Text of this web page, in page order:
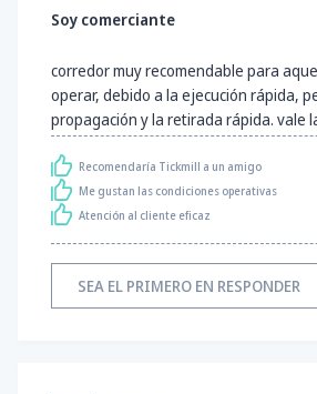
Soy comerciante
corredor muy recomendable para
operar, debido a la ejecución rápida,
propagación y la retirada rápida. vale
Recomendaría Tickmill a un amigo
Me gustan las condiciones operativas
Atención al cliente eficaz
SEA EL PRIMERO EN RESPONDER